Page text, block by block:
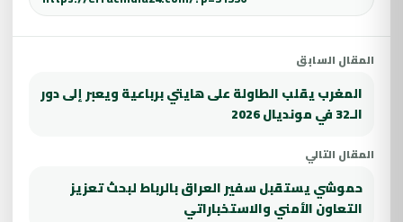
المقال السابق
المغرب يقلب الطاولة على هايتي برباعية ويعبر إلى دور
الـ32 في مونديال 2026
المقال التالي
حموشي يستقبل سفير العراق بالرباط لبحث تعزيز
التعاون الأمني والاستخباراتي